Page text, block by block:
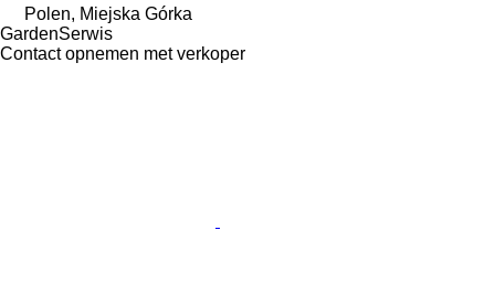
Polen, Miejska Górka
GardenSerwis
Contact opnemen met verkoper